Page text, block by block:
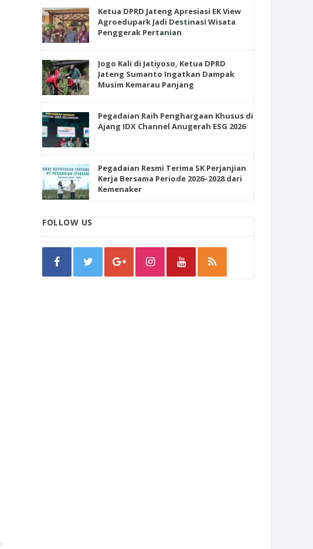
Ketua DPRD Jateng Apresiasi EK View
Agroedupark Jadi Destinasi Wisata
Penggerak Pertanian
Jogo Kali di Jatiyoso, Ketua DPRD
Jateng Sumanto Ingatkan Dampak
Musim Kemarau Panjang
Pegadaian Raih Penghargaan Khusus di
Ajang IDX Channel Anugerah ESG 2026
Pegadaian Resmi Terima SK Perjanjian
Kerja Bersama Periode 2026–2028 dari
Kemenaker
FOLLOW US